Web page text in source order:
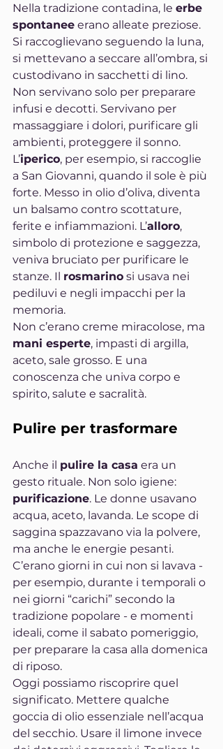
Nella tradizione contadina, le erbe
spontanee erano alleate preziose.
Si raccoglievano seguendo la luna,
si mettevano a seccare all’ombra, si
custodivano in sacchetti di lino.
Non servivano solo per preparare
infusi e decotti. Servivano per
massaggiare i dolori, purificare gli
ambienti, proteggere il sonno.
L’iperico, per esempio, si raccoglie
a San Giovanni, quando il sole è più
forte. Messo in olio d’oliva, diventa
un balsamo contro scottature,
ferite e infiammazioni. L’alloro,
simbolo di protezione e saggezza,
veniva bruciato per purificare le
stanze. Il rosmarino si usava nei
pediluvi e negli impacchi per la
memoria.
Non c’erano creme miracolose, ma
mani esperte, impasti di argilla,
aceto, sale grosso. E una
conoscenza che univa corpo e
spirito, salute e sacralità.
Pulire per trasformare
Anche il pulire la casa era un
gesto rituale. Non solo igiene:
purificazione. Le donne usavano
acqua, aceto, lavanda. Le scope di
saggina spazzavano via la polvere,
ma anche le energie pesanti.
C’erano giorni in cui non si lavava -
per esempio, durante i temporali o
nei giorni “carichi” secondo la
tradizione popolare - e momenti
ideali, come il sabato pomeriggio,
per preparare la casa alla domenica
di riposo.
Oggi possiamo riscoprire quel
significato. Mettere qualche
goccia di olio essenziale nell’acqua
del secchio. Usare il limone invece